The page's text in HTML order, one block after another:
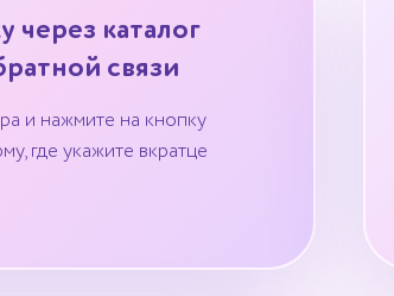
и нажмите на кнопку
где укажите вкратце
через каталог
связи